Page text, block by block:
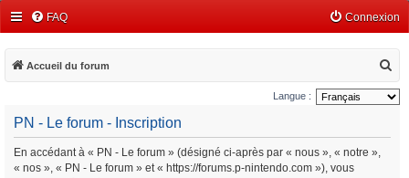
FAQ Connexion
Accueil du forum
e
c
Langue :
PN - Le forum - Inscription
En accédant à « PN - Le forum » (désigné ci-après par « nous », « notre »,
« nos », « PN - Le forum » et « https://forums.p-nintendo.com »), vous